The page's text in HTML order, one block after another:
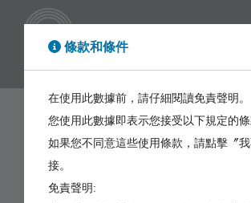
條款和條件
在使用此數據前，請仔細閱讀免責聲明。
您使用此數據即表示您接受以下規定的條
如果您不同意這些使用條款，請點擊〞
接。
免責聲明: